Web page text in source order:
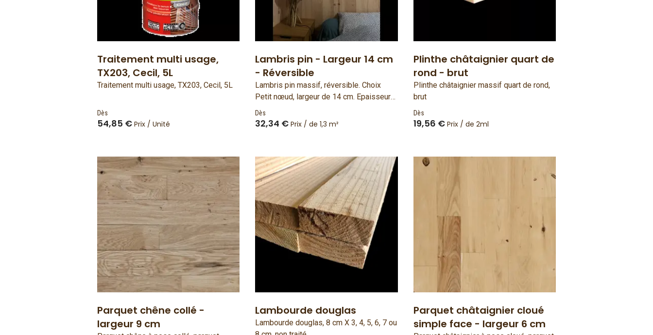
Traitement multi usage,
TX203, Cecil, 5L
Traitement multi usage, TX203, Cecil, 5L
Dès
54,85 € Prix / Unité
Lambris pin - Largeur 14 cm
- Réversible
Lambris pin massif, réversible. Choix
Petit nœud, largeur de 14 cm. Epaisseur
18 mm Bois français et fabriqué en
France.
Dès
32,34 €Prix / de 1,3 m²
Plinthe châtaignier quart de
rond - brut
Plinthe châtaignier massif quart de rond,
brut
Dès
19,56 € Prix / de 2ml
Parquet chêne collé -
largeur 9 cm
Lambourde douglas
Lambourde douglas, 8 cm X 3, 4, 5, 6, 7 ou
Parquet châtaignier cloué
simple face - largeur 6 cm